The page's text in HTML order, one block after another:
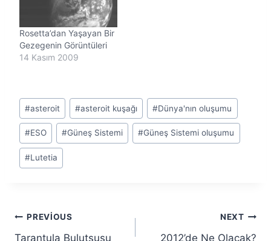
Rosetta’dan Yaşayan Bir
Gezegenin Görüntüleri
14 Kasım 2009
Post
Tags:
#asteroit #asteroit kuşağı #Dünya'nın oluşumu
#ESO #Güneş Sistemi #Güneş Sistemi oluşumu
#Lutetia
Yazı
PREVIOUS
Tarantula Bulutsusu
NEXT
2012’de Ne Olacak?